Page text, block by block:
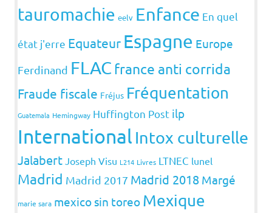
tauromachie eelv Enfance En quel
état j'erre Equateur Espagne Europe
Ferdinand FLAC france anti corrida
Fraude fiscale Fréjus Fréquentation
Guatemala Hemingway Huffington Post ilp
International Intox culturelle
Jalabert Joseph Visu L214 Livres LTNEC lunel
Madrid Madrid 2017 Madrid 2018 Margé
marie sara mexico sin toreo Mexique